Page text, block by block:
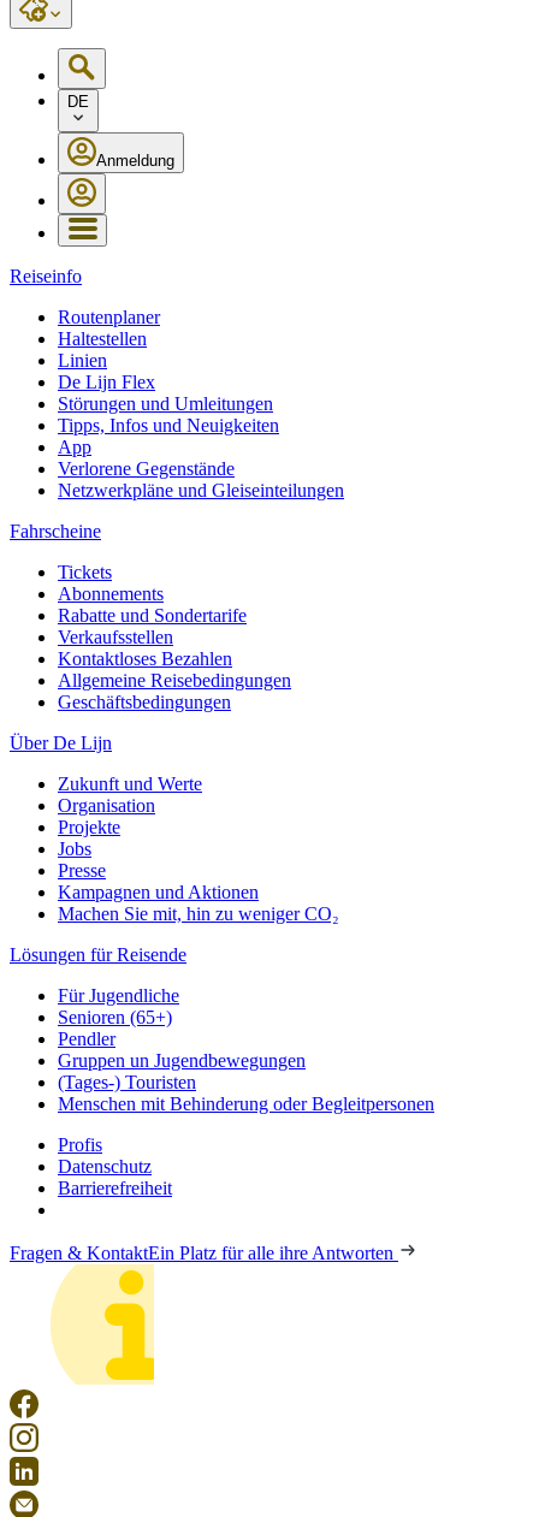
DE
Anmeldung
Reiseinfo
Routenplaner
Haltestellen
Linien
De Lijn Flex
Störungen und Umleitungen
Tipps, Infos und Neuigkeiten
App
Verlorene Gegenstände
Netzwerkpläne und Gleiseinteilungen
Fahrscheine
Tickets
Abonnements
Rabatte und Sondertarife
Verkaufsstellen
Kontaktloses Bezahlen
Allgemeine Reisebedingungen
Geschäftsbedingungen
Über De Lijn
Zukunft und Werte
Organisation
Projekte
Jobs
Presse
Kampagnen und Aktionen
Machen Sie mit, hin zu weniger CO₂
Lösungen für Reisende
Für Jugendliche
Senioren (65+)
Pendler
Gruppen un Jugendbewegungen
(Tages-) Touristen
Menschen mit Behinderung oder Begleitpersonen
Profis
Datenschutz
Barrierefreiheit
Fragen & KontaktEin Platz für alle ihre Antworten